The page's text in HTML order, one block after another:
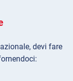
devi fare